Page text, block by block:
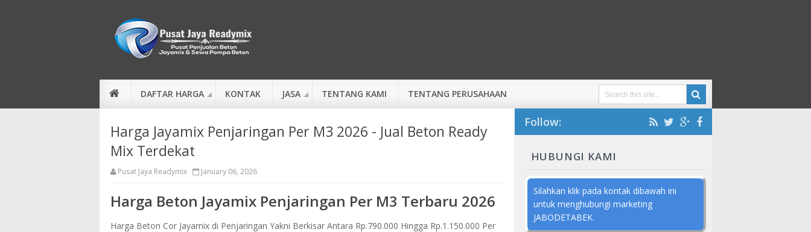
DAFTAR HARGA KONTAK JASA TENTANG KAMI TENTANG PERUSAHAAN
Harga Jayamix Penjaringan Per M3 2026 - Jual Beton Ready
Mix Terdekat
Pusat Jaya Readymix January 06, 2026
Harga Beton Jayamix Penjaringan Per M3 Terbaru 2026
Harga Beton Cor Jayamix di Penjaringan Yakni Berkisar Antara Rp.790.000 Hingga Rp.1.150.000 Per
Follow:
HUBUNGI KAMI
Silahkan klik pada kontak dibawah ini
untuk menghubungi marketing
JABODETABEK.